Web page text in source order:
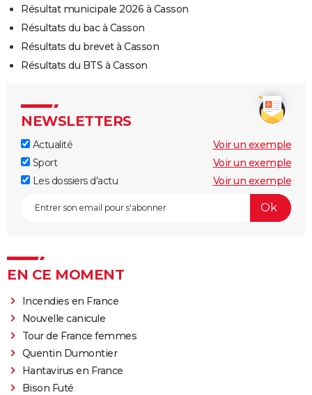
Résultat municipale 2026 à Casson
Résultats du bac à Casson
Résultats du brevet à Casson
Résultats du BTS à Casson
NEWSLETTERS
Actualité
Voir un exemple
Sport
Voir un exemple
Les dossiers d'actu
Voir un exemple
EN CE MOMENT
Incendies en France
Nouvelle canicule
Tour de France femmes
Quentin Dumontier
Hantavirus en France
Bison Futé